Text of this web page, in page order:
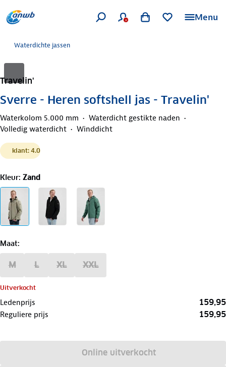
Menu
Waterdichte jassen
Travelin'
Sverre - Heren softshell jas - Travelin'
Waterkolom 5.000 mm
Waterdicht gestikte naden
Volledig waterdicht
Winddicht
klant: 4.0
Kleur: Zand
Maat:
M L XL XXL
Uitverkocht
Ledenprijs 159,95
Reguliere prijs 159,95
Online uitverkocht